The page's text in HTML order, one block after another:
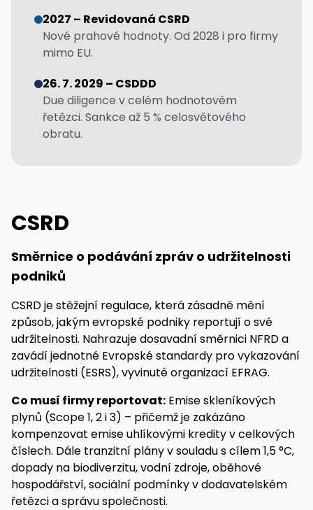
2027 – Revidovaná CSRD
Nové prahové hodnoty. Od 2028 i pro firmy
mimo EU.
26. 7. 2029 – CSDDD
Due diligence v celém hodnotovém
řetězci. Sankce až 5 % celosvětového
obratu.
CSRD
Směrnice o podávání zpráv o udržitelnosti
podniků
CSRD je stěžejní regulace, která zásadně mění
způsob, jakým evropské podniky reportují o své
udržitelnosti. Nahrazuje dosavadní směrnici NFRD a
zavádí jednotné Evropské standardy pro vykazování
udržitelnosti (ESRS), vyvinuté organizací EFRAG.
Co musí firmy reportovat: Emise skleníkových
plynů (Scope 1, 2 i 3) – přičemž je zakázáno
kompenzovat emise uhlíkovými kredity v celkových
číslech. Dále tranzitní plány v souladu s cílem 1,5 °C,
dopady na biodiverzitu, vodní zdroje, oběhové
hospodářství, sociální podmínky v dodavatelském
řetězci a správu společnosti.